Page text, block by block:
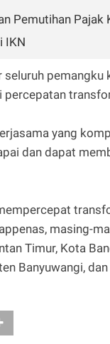
Pemutihan Pajak
IKN
yang
dan dapat
masing-
Timur, Kota
Banyuwangi,